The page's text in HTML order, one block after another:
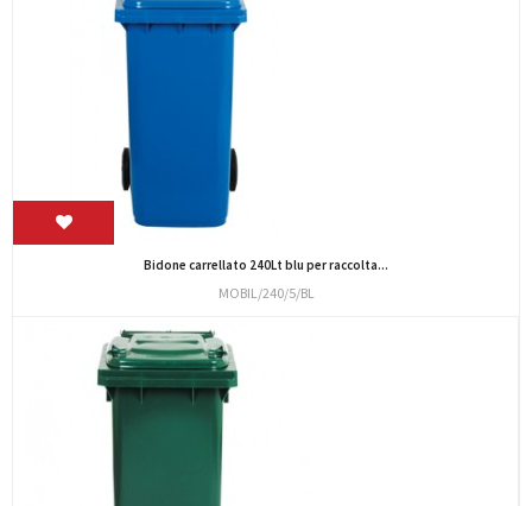
Bidone carrellato 240Lt blu per raccolta...
MOBIL/240/5/BL